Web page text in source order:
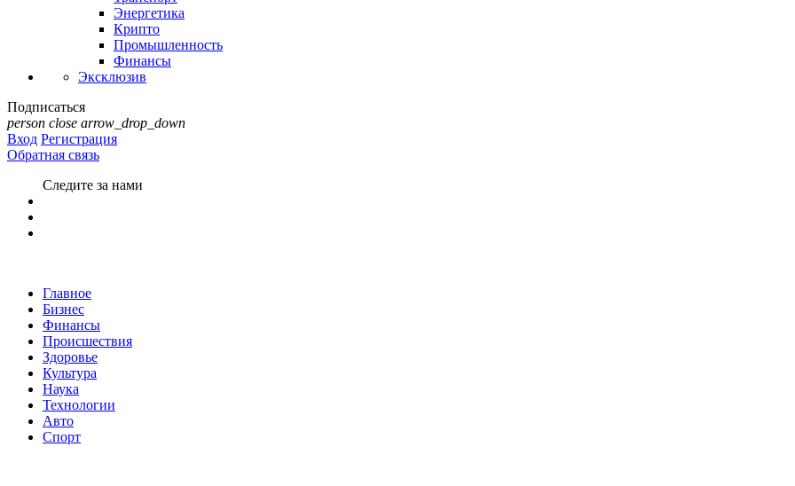
Энергетика
Крипто
Промышленность
Финансы
Эксклюзив
Подписаться
person close arrow_drop_down
Вход Регистрация
Обратная связь
Следите за нами
Главное
Бизнес
Финансы
Происшествия
Здоровье
Культура
Наука
Технологии
Авто
Спорт